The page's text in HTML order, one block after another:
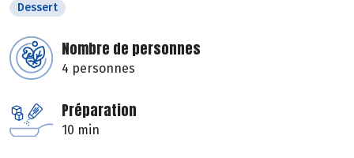
Dessert
Nombre de personnes
4 personnes
Préparation
10 min